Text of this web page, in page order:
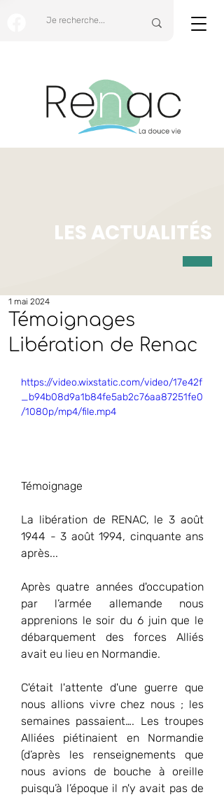
LES ACTUALITÉS
Témoignages
Libération de Renac
1 mai 2024
https://video.wixstatic.com/video/17e42f
_b94b08d9a1b84fe5ab2c76aa87251fe0
/1080p/mp4/file.mp4
Témoignage
La libération de RENAC, le 3 août
1944 - 3 août 1994, cinquante ans
après...
Après quatre années d'occupation
par l’armée allemande nous
apprenions le soir du 6 juin que le
débarquement des forces Alliés
avait eu lieu en Normandie.
C'était l'attente d'une guerre que
nous allions vivre chez nous ; les
semaines passaient…. Les troupes
Alliées piétinaient en Normandie
(d’après les renseignements que
nous avions de bouche à oreille
puisqu’à l’époque il n'y avait pas de